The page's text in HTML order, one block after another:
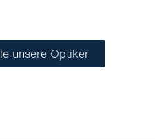
unsere Optiker